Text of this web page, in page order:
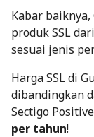
Kabar baiknya,
produk SSL
sesuai jenis
Harga SSL di
dibandingkan
Sectigo
per tahun!